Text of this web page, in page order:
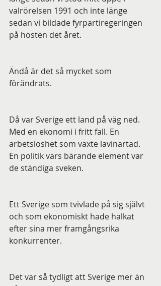
valrörelsen 1991 och inte länge
sedan vi bildade fyrpartiregeringen
på hösten det året.
Ändå är det så mycket som
förändrats.
Då var Sverige ett land på väg ned.
Med en ekonomi i fritt fall. En
arbetslöshet som växte lavinartad.
En politik vars bärande element var
de ständiga sveken.
Ett Sverige som tvivlade på sig självt
och som ekonomiskt hade halkat
efter sina mer framgångsrika
konkurrenter.
Det var så tydligt att Sverige mer än